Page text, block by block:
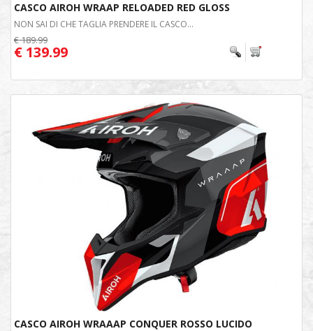
CASCO AIROH WRAAP RELOADED RED GLOSS
NON SAI DI CHE TAGLIA PRENDERE IL CASCO...
€ 189.99
€ 139.99
CASCO AIROH WRAAAP CONQUER ROSSO LUCIDO